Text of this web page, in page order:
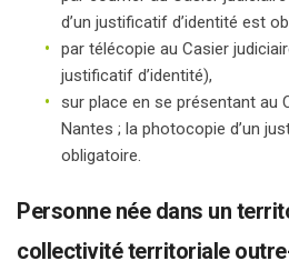
d’un justificatif d’identité est
par télécopie au Casier
justificatif d’identité),
sur place en se présentant au
Nantes ; la photocopie d’un
obligatoire.
Personne née dans un
collectivité territoriale